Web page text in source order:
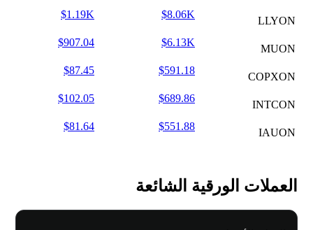
LLYON
$8.06K
$1.19K
MUON
$6.13K
$907.04
COPXON
$591.18
$87.45
INTCON
$689.86
$102.05
IAUON
$551.88
$81.64
العملات الورقية الشائعة